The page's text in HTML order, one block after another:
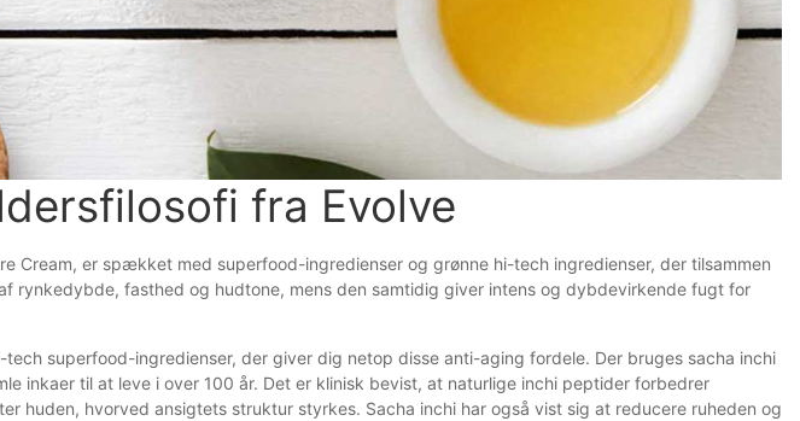
fra Evolve
Cream, er spækket med superfood-ingredienser og grønne hi-tech ingredienser, der tilsammen
rynkedybde, fasthed og hudtone, mens den samtidig giver intens og dybdevirkende fugt for
superfood-ingredienser, der giver dig netop disse anti-aging fordele. Der bruges sacha inchi
inkaer til at leve i over 100 år. Det er klinisk bevist, at naturlige inchi peptider forbedrer
huden, hvorved ansigtets struktur styrkes. Sacha inchi har også vist sig at reducere ruheden og